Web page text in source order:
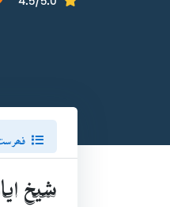
شيخ